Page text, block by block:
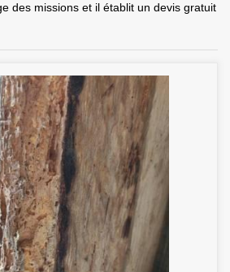
des missions et il établit un devis gratuit